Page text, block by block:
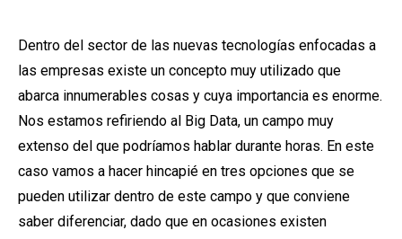
Dentro del sector de las nuevas tecnologías enfocadas a
las empresas existe un concepto muy utilizado que
abarca innumerables cosas y cuya importancia es enorme.
Nos estamos refiriendo al Big Data, un campo muy
extenso del que podríamos hablar durante horas. En este
caso vamos a hacer hincapié en tres opciones que se
pueden utilizar dentro de este campo y que conviene
saber diferenciar, dado que en ocasiones existen